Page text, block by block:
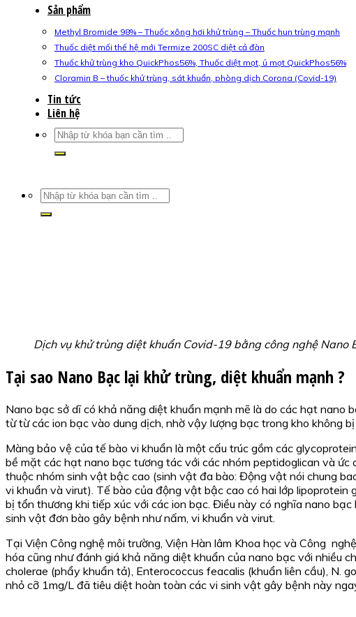
Sản phẩm
Methyl Bromide 98% – Thuốc xông hơi khử trùng – Thuốc hun trùng mạnh
Thuốc diệt mối thế hệ mới Termize 200SC diệt cả đàn
Thuốc khử trùng kho QuickPhos56%, Thuốc diệt mọt, ủ mọt QuickPhos56%
Cloramin B – thuốc khử trùng, sát khuẩn, phòng dịch Corona (Covid-19)
Tin tức
Liên hệ
Dịch vụ khử trùng diệt khuẩn Covid-19 bằng công nghệ Nano
Tại sao Nano Bạc lại khử trùng, diệt khuẩn mạnh ?
Nano bạc sở dĩ có khả năng diệt khuẩn mạnh mẽ là do các hạt nano
từ từ các ion bạc vào dung dịch, nhờ vậy lượng bạc trong kho không
Màng bảo vệ của tế bào vi khuẩn là một cấu trúc gồm các
bề mặt các hạt nano bạc tương tác với các nhóm peptidoglican và
thuộc nhóm sinh vật bậc cao (sinh vật đa bào: Động vật nói chung
vi khuẩn và virut). Tế bào của động vật bậc cao có hai lớp
bị tổn thương khi tiếp xúc với các ion bạc. Điều này có nghĩa nano
sinh vật đơn bào gây bệnh như nấm, vi khuẩn và virut.
Tại Viện Công nghệ môi trường, Viện Hàn lâm Khoa học và Công
hóa cũng như đánh giá khả năng diệt khuẩn của nano bạc với nhiều
cholerae (phẩy khuẩn tả), Enterococcus feacalis (khuẩn liên cầu), N.
nhỏ cỡ 1mg/L đã tiêu diệt hoàn toàn các vi sinh vật gây bệnh này